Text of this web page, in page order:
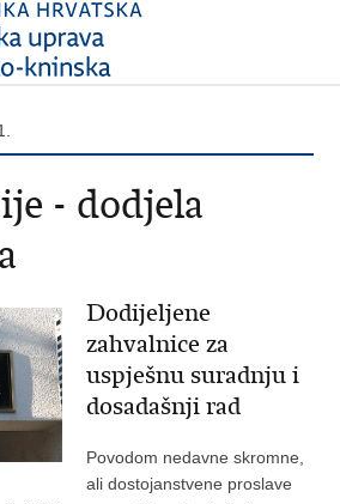
- dodjela
Dodijeljene
zahvalnice za
uspješnu suradnju i
dosadašnji rad
Povodom nedavne skromne,
ali dostojanstvene proslave